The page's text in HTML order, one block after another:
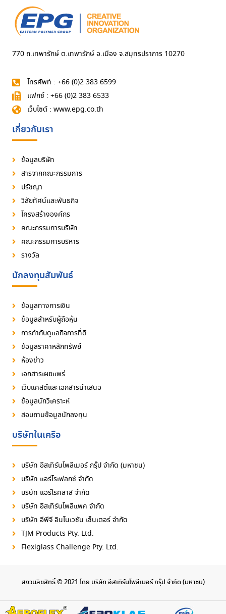
770 ถ.เทพารักษ์ ต.เทพารักษ์ อ.เมือง จ.สมุทรปราการ 10270
โทรศัพท์ : +66 (0)2 383 6599
แฟกซ์ : +66 (0)2 383 6533
เว็บไซต์ : www.epg.co.th
เกี่ยวกับเรา
ข้อมูลบริษัท
สารจากคณะกรรมการ
ปรัชญา
วิสัยทัศน์และพันธกิจ
โครงสร้างองค์กร
คณะกรรมการบริษัท
คณะกรรมการบริหาร
รางวัล
นักลงทุนสัมพันธ์
ข้อมูลทางการเงิน
ข้อมูลสำหรับผู้ถือหุ้น
การกำกับดูแลกิจการที่ดี
ข้อมูลราคาหลักทรัพย์
ห้องข่าว
เอกสารเผยแพร่
เว็บแคสต์และเอกสารนำเสนอ
ข้อมูลนักวิเคราะห์
สอบถามข้อมูลนักลงทุน
บริษัทในเครือ
บริษัท อีสเทิร์นโพลีเมอร์ กรุ๊ป จำกัด (มหาชน)
บริษัท แอร์โรเฟลกซ์ จำกัด
บริษัท แอร์โรคลาส จำกัด
บริษัท อีสเทิร์นโพลีแพค จำกัด
บริษัท อีพีจี อินโนเวชัน เซ็นเตอร์ จำกัด
TJM Products Pty. Ltd.
Flexiglass Challenge Pty. Ltd.
สงวนลิขสิทธิ์ © 2021 โดย บริษัท อีสเทิร์นโพลีเมอร์ กรุ๊ป จำกัด (มหาชน)